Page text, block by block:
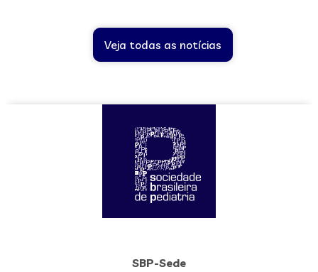
Veja todas as notícias
SBP-Sede